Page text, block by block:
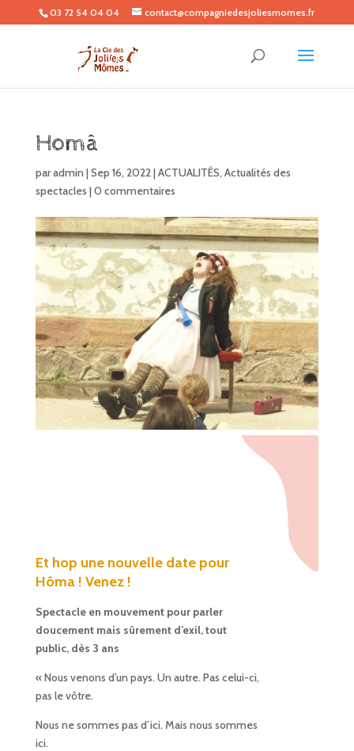
03 72 54 04 04 contact@compagniedesjoliesmomes.fr
Homâ
paradmin |Sep 16, 2022|ACTUALITÉS,Actualités des
spectacles |0 commentaires
Et hop une nouvelle date pour
Hôma ! Venez !
Spectacle en mouvement pour parler
doucement mais sûrement d’exil, tout
public, dès 3 ans
« Nous venons d’un pays. Un autre. Pas celui-ci,
pas le vôtre.
Nous ne sommes pas d’ici. Mais nous sommes
ici.